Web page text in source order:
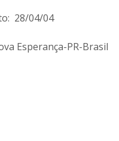
28/04/04
Esperança-PR-Brasil